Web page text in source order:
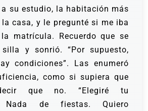
su estudio, la habitación más
casa, y le pregunté si me iba
matrícula. Recuerdo que se
silla y sonrió. “Por supuesto,
condiciones”. Las enumeró
como si supiera que
que no. “Elegiré tu
Nada de fiestas. Quiero